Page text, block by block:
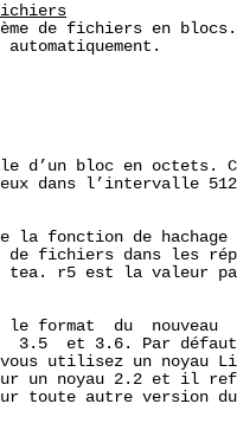
de fichiers en
automatiquement.
d’un bloc en octets.
dans l’intervalle
la fonction de
de fichiers dans les
r5 est la valeur
le format  du  nouveau
3.5  et 3.6. Par
utilisez un noyau
un noyau 2.2 et il
toute autre version